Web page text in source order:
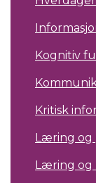
Kognitiv
Kritisk
Læring og
Læring og